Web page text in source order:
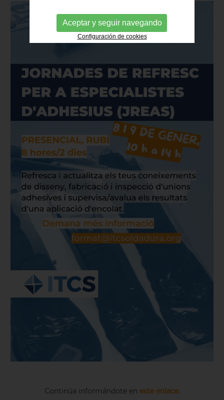
Continúa informándote en este enlace.
Aceptar y seguir navegando
Configuración de cookies